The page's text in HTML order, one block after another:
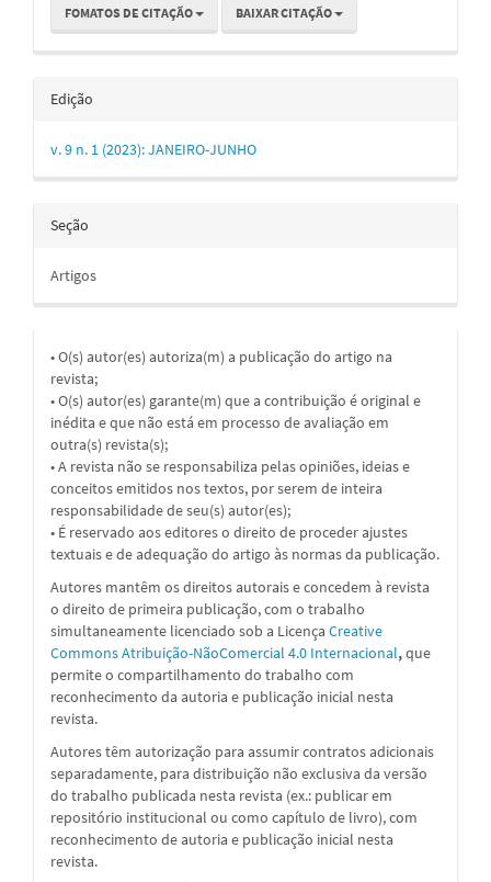
FOMATOS DE CITAÇÃO BAIXAR CITAÇÃO
Edição
v. 9 n. 1 (2023): JANEIRO-JUNHO
Seção
Artigos
• O(s) autor(es) autoriza(m) a publicação do artigo na
revista;
• O(s) autor(es) garante(m) que a contribuição é original e
inédita e que não está em processo de avaliação em
outra(s) revista(s);
• A revista não se responsabiliza pelas opiniões, ideias e
conceitos emitidos nos textos, por serem de inteira
responsabilidade de seu(s) autor(es);
• É reservado aos editores o direito de proceder ajustes
textuais e de adequação do artigo às normas da publicação.
Autores mantêm os direitos autorais e concedem à revista
o direito de primeira publicação, com o trabalho
simultaneamente licenciado sob a Licença Creative
Commons Atribuição-NãoComercial 4.0 Internacional,que
permite o compartilhamento do trabalho com
reconhecimento da autoria e publicação inicial nesta
revista.
Autores têm autorização para assumir contratos adicionais
separadamente, para distribuição não exclusiva da versão
do trabalho publicada nesta revista (ex.: publicar em
repositório institucional ou como capítulo de livro), com
reconhecimento de autoria e publicação inicial nesta
revista.